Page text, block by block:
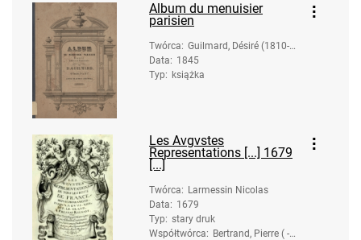
Album du menuisier
parisien
Twórca: Guilmard, Désiré (1810-18
89)
Data: 1845
Typ: książka
Les Avgvstes
Representations [...] 1679
[...]
Twórca: Larmessin Nicolas
Data: 1679
Typ: stary druk
Współtwórca: Bertrand, Pierre ( -16